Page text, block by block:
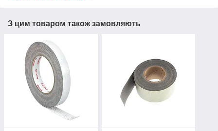
З цим товаром також замовляють